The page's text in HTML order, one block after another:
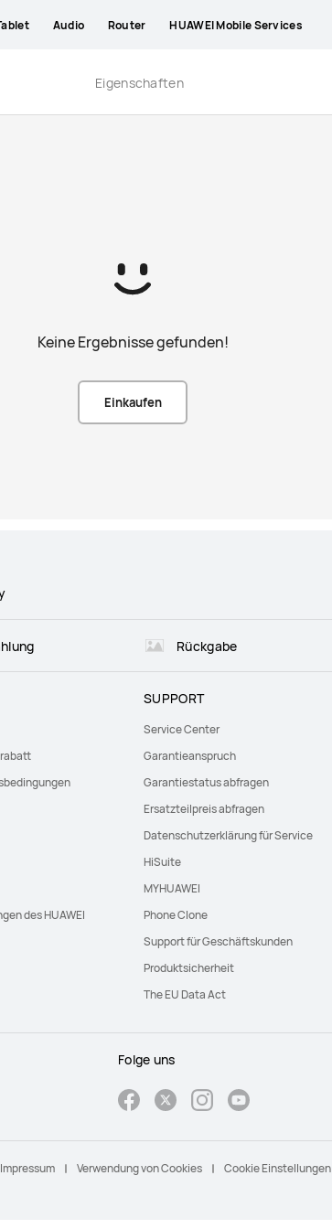
Audio Router HUAWEI Mobile Services
Eigenschaften
Keine Ergebnisse gefunden!
Einkaufen
Rückgabe
des HUAWEI
SUPPORT
Service Center
Garantieanspruch
Garantiestatus abfragen
Ersatzteilpreis abfragen
Datenschutzerklärung für Service
HiSuite
MYHUAWEI
Phone Clone
Support für Geschäftskunden
Produktsicherheit
The EU Data Act
Folge uns
Impressum Verwendung von Cookies Cookie Einstellungen